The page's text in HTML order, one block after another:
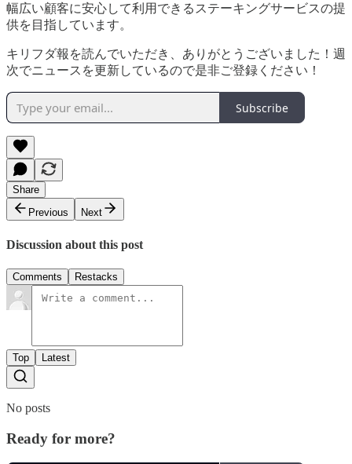
幅広い顧客に安心して利用できるステーキングサービスの提
供を目指しています。
キリフダ報を読んでいただき、ありがとうございました！週
次でニュースを更新しているので是非ご登録ください！
Subscribe
Share
Previous
Next
Discussion about this post
Comments Restacks
Top Latest
No posts
Ready for more?